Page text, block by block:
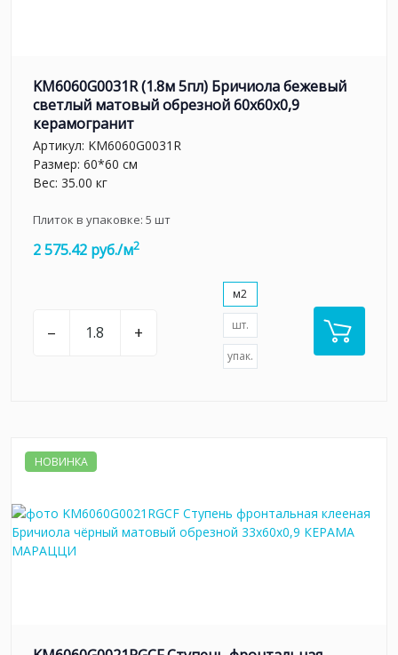
KM6060G0031R (1.8м 5пл) Бричиола бежевый
светлый матовый обрезной 60x60x0,9
керамогранит
Артикул: KM6060G0031R
Размер: 60*60 см
Вес: 35.00 кг
Плиток в упаковке: 5 шт
2 575.42 руб./м2
– +
м2
шт.
упак.
НОВИНКА